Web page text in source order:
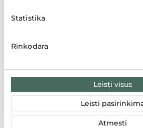
Statistika
Rinkodara
Leisti visus
Leisti
Atmesti
direktorius
+370 5 239 08 43
Klientų atsiliepimai
atsiliepimai@apranga.lt